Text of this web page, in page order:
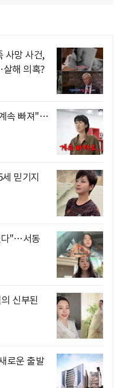
사망 사건,
해 의혹?
속 빠져"…
믿기지
다"…서동
신부된
로운 출발